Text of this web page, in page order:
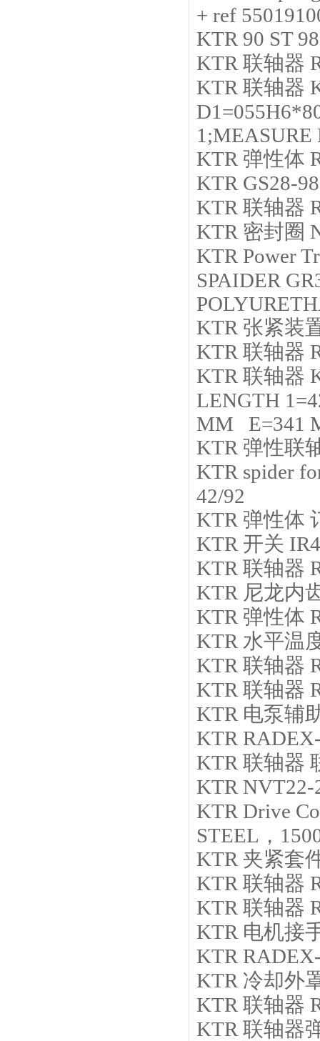
+ ref
KTR 90 ST
KTR 联轴器
KTR 联轴器
1;MEASURE
KTR 弹性体
KTR GS28-
KTR 联轴器
KTR 密封圈
KTR Power
SPAIDER
KTR 张紧装
KTR 联轴器
KTR 联轴器
LENGTH
MM E=341
KTR 弹性联
KTR spider
42/92
KTR 弹性体
KTR 开关
KTR 联轴器
KTR 尼龙内
KTR 弹性体
KTR 水平温
KTR 联轴器
KTR 联轴器
KTR 电泵辅
KTR
KTR 联轴器
KTR NVT22-
KTR Drive
STEEL，
KTR 夹紧套
KTR 联轴器
KTR 联轴器
KTR 电机接
KTR
KTR 冷却外
KTR 联轴器
KTR 联轴器